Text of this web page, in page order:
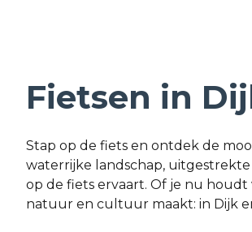
Fietsen in
Stap op de fiets en ontdek de
waterrijke landschap,
op de fiets ervaart. Of je nu
natuur en cultuur maakt: in Dijk